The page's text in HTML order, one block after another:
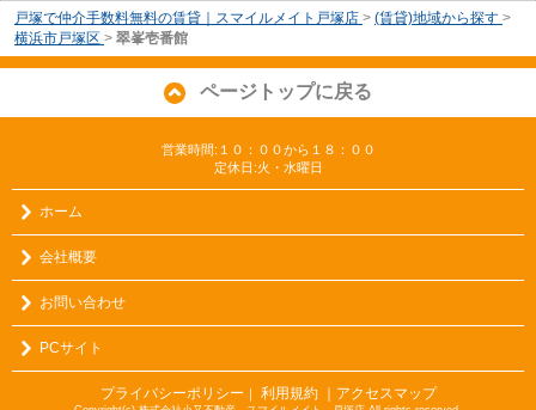
戸塚で仲介手数料無料の賃貸｜スマイルメイト戸塚店 > (賃貸)地域から探す >
横浜市戸塚区 > 翠峯壱番館
ページトップに戻る
営業時間:１０：００から１８：００
定休日:火・水曜日
ホーム
会社概要
お問い合わせ
PCサイト
プライバシーポリシー ｜ 利用規約 ｜アクセスマップ